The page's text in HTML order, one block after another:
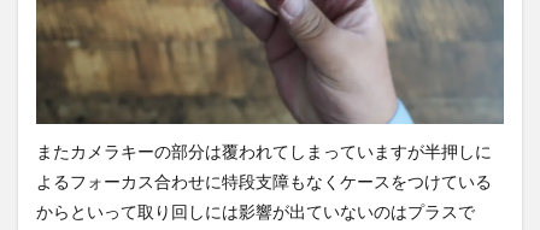
またカメラキーの部分は覆われてしまっていますが半押しに
よるフォーカス合わせに特段支障もなくケースをつけている
からといって取り回しには影響が出ていないのはプラスで